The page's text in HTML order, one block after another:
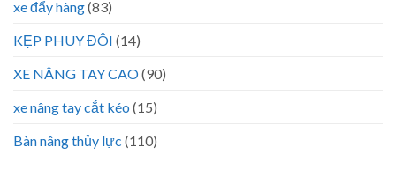
xe đẩy hàng(83)
KẸP PHUY ĐÔI (14)
XE NÂNG TAY CAO(90)
xe nâng tay cắt kéo (15)
Bàn nâng thủy lực (110)